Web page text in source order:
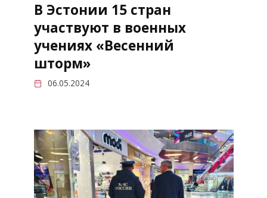
В Эстонии 15 стран
участвуют в военных
учениях «Весенний
шторм»
06.05.2024